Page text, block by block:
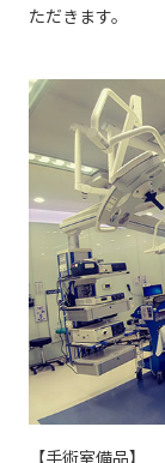
ただきます。
【手術室備品】